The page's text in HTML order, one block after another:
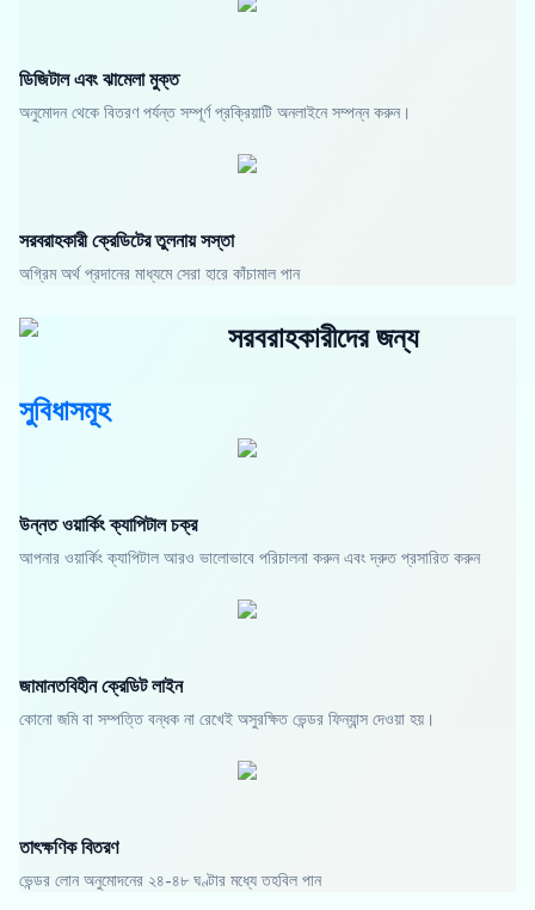
ডিজিটাল এবং ঝামেলা মুক্ত
অনুমোদন থেকে বিতরণ পর্যন্ত সম্পূর্ণ প্রক্রিয়াটি অনলাইনে সম্পন্ন করুন।
সরবরাহকারী ক্রেডিটের তুলনায় সস্তা
অগ্রিম অর্থ প্রদানের মাধ্যমে সেরা হারে কাঁচামাল পান
সরবরাহকারীদের জন্য
সুবিধাসমূহ
উন্নত ওয়ার্কিং ক্যাপিটাল চক্র
আপনার ওয়ার্কিং ক্যাপিটাল আরও ভালোভাবে পরিচালনা করুন এবং দ্রুত প্রসারিত করুন
জামানতবিহীন ক্রেডিট লাইন
কোনো জমি বা সম্পত্তি বন্ধক না রেখেই অসুরক্ষিত ভেন্ডর ফিন্যান্স দেওয়া হয়।
তাৎক্ষণিক বিতরণ
ভেন্ডর লোন অনুমোদনের ২৪-৪৮ ঘণ্টার মধ্যে তহবিল পান